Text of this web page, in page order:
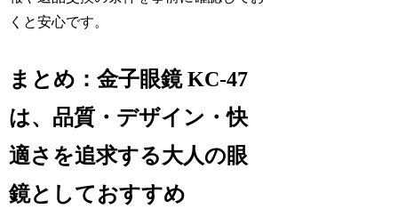
くと安心です。
まとめ：金子眼鏡 KC-47
は、品質・デザイン・快
適さを追求する大人の眼
鏡としておすすめ